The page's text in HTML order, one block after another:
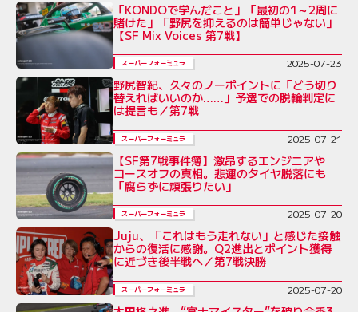
「KONDOで学んだこと」「最初の1～2周に
賭けた」「野尻を抑えるのは簡単じゃない」
【SF Mix Voices 第7戦】
スーパーフォーミュラ 2025-07-23
野尻智紀、久々のノーポイントに「どう切り
替えればいいのか……」予選での脱輪判定に
は提言も／第7戦
スーパーフォーミュラ 2025-07-21
【SF第7戦事件簿】激昂するエンジニアや
コースオフの真相。悲運のタイヤ脱落にも
「腐らずに頑張りたい」
スーパーフォーミュラ 2025-07-20
Juju、「これはもう走れない」と感じた接触
からの復活に感謝。Q2進出とポイント獲得
に近づき後半戦へ／第7戦決勝
スーパーフォーミュラ 2025-07-20